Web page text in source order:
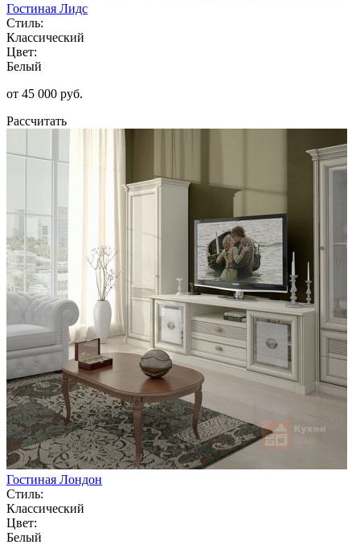
Гостиная Лидс
Стиль:
Классический
Цвет:
Белый
от 45 000 руб.
Рассчитать
Гостиная Лондон
Стиль:
Классический
Цвет:
Белый